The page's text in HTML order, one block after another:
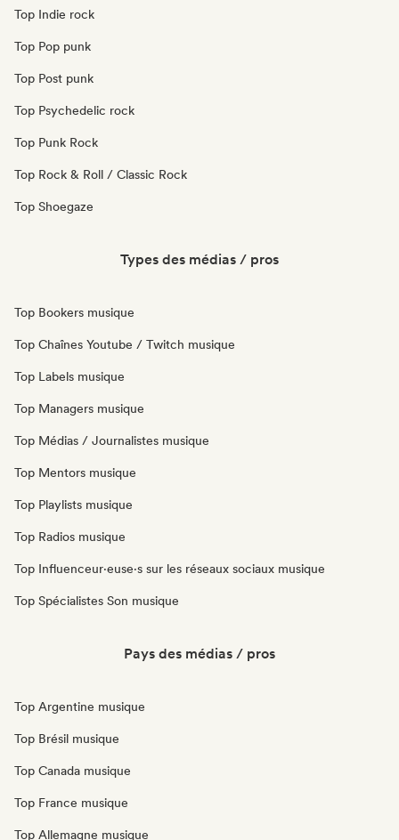
Top Indie rock
Top Pop punk
Top Post punk
Top Psychedelic rock
Top Punk Rock
Top Rock & Roll / Classic Rock
Top Shoegaze
Types des médias / pros
Top Bookers musique
Top Chaînes Youtube / Twitch musique
Top Labels musique
Top Managers musique
Top Médias / Journalistes musique
Top Mentors musique
Top Playlists musique
Top Radios musique
Top Influenceur·euse·s sur les réseaux sociaux musique
Top Spécialistes Son musique
Pays des médias / pros
Top Argentine musique
Top Brésil musique
Top Canada musique
Top France musique
Top Allemagne musique